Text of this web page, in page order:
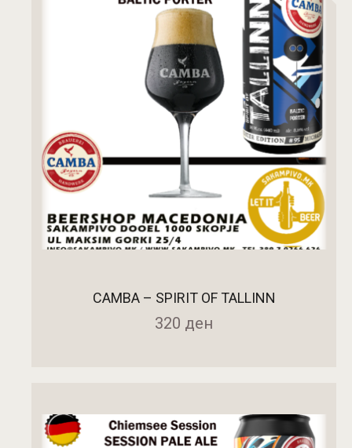
CAMBA – SPIRIT OF TALLINN
320 ден
ПРОЧИТАЈ ПОВЕЌЕ